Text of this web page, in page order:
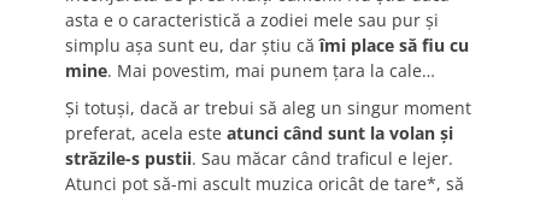
asta e o caracteristică a zodiei mele sau pur și
simplu așa sunt eu, dar știu căîmi place să fiu cu
mine. Mai povestim, mai punem țara la cale…
Și totuși, dacă ar trebui să aleg un singur moment
preferat, acela este atunci când sunt la volan și
străzile-s pustii. Sau măcar când traficul e lejer.
Atunci pot să-mi ascult muzica oricât de tare*, să